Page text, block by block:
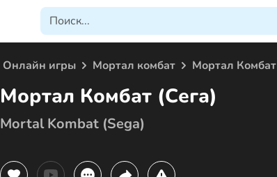
Онлайн игры Мортал комбат Мортал
Мортал Комбат (Сега)
Mortal Kombat (Sega)